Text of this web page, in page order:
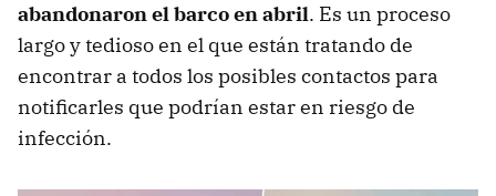
abandonaron el barco en abril. Es un proceso
largo y tedioso en el que están tratando de
encontrar a todos los posibles contactos para
notificarles que podrían estar en riesgo de
infección.